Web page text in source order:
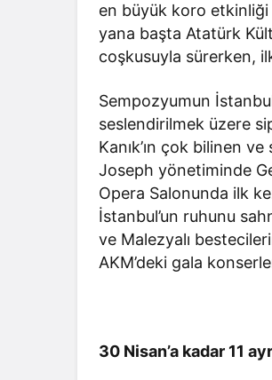
en büyük koro etkinliği
yana başta Atatürk
coşkusuyla sürerken,
Sempozyumun
seslendirilmek üzere
Kanık’ın çok bilinen
Joseph yönetiminde
Opera Salonunda ilk
İstanbul’un ruhunu
ve Malezyalı
AKM’deki gala
30 Nisan’a kadar 11